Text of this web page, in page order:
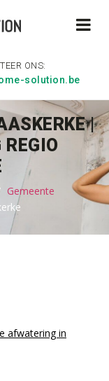
ONS:
solution.be
|
REGIO
Gemeente
afwatering in